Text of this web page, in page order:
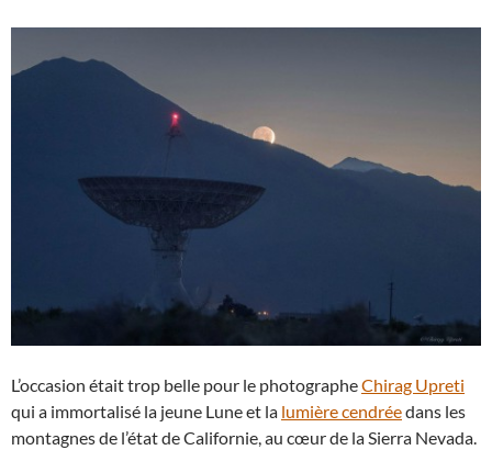
L’occasion était trop belle pour le photographeChirag Upreti
qui a immortalisé la jeune Lune et la lumière cendréedans les
montagnes de l’état de Californie, au cœur de la Sierra Nevada.